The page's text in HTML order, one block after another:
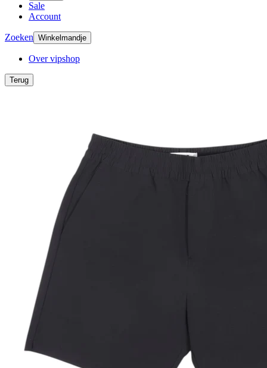
Sale
Account
Zoeken Winkelmandje
Over vipshop
Terug